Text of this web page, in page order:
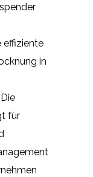
effiziente
in
für